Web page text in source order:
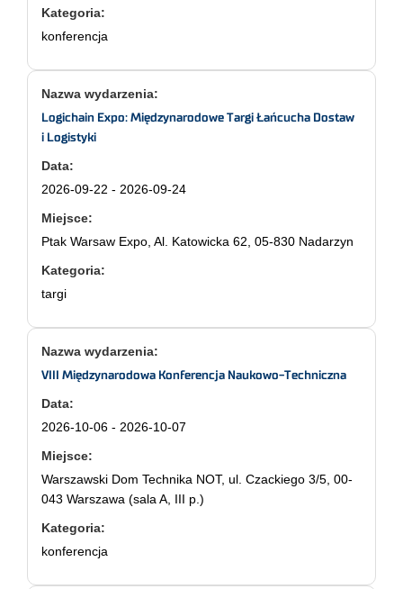
konferencja
Logichain Expo: Międzynarodowe Targi Łańcucha Dostaw
i Logistyki
2026-09-22 - 2026-09-24
Ptak Warsaw Expo, Al. Katowicka 62, 05-830 Nadarzyn
targi
VIII Międzynarodowa Konferencja Naukowo-Techniczna
2026-10-06 - 2026-10-07
Warszawski Dom Technika NOT, ul. Czackiego 3/5, 00-
043 Warszawa (sala A, III p.)
konferencja